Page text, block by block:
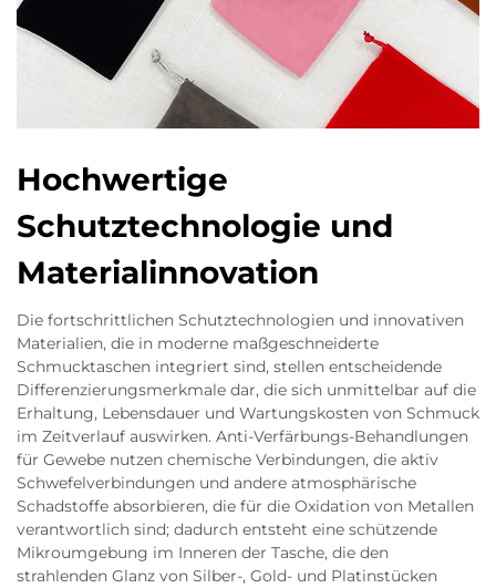
Hochwertige
Schutztechnologie und
Materialinnovation
Die fortschrittlichen Schutztechnologien und innovativen
Materialien, die in moderne maßgeschneiderte
Schmucktaschen integriert sind, stellen entscheidende
Differenzierungsmerkmale dar, die sich unmittelbar auf die
Erhaltung, Lebensdauer und Wartungskosten von Schmuck
im Zeitverlauf auswirken. Anti-Verfärbungs-Behandlungen
für Gewebe nutzen chemische Verbindungen, die aktiv
Schwefelverbindungen und andere atmosphärische
Schadstoffe absorbieren, die für die Oxidation von Metallen
verantwortlich sind; dadurch entsteht eine schützende
Mikroumgebung im Inneren der Tasche, die den
strahlenden Glanz von Silber-, Gold- und Platinstücken